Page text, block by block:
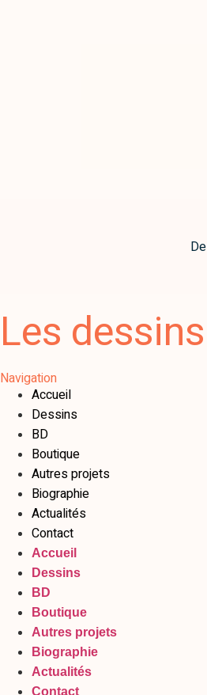
Les
Navigation
Accueil
Dessins
BD
Boutique
Autres projets
Biographie
Actualités
Contact
Accueil
Dessins
BD
Boutique
Autres projets
Biographie
Actualités
Contact